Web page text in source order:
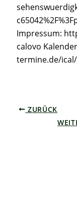
Impressum:
calovo
termine.de/
ZURÜCK